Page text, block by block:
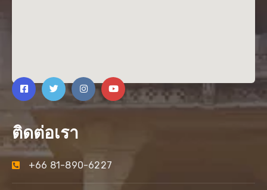
ติดต่อเรา
+66 81-890-6227